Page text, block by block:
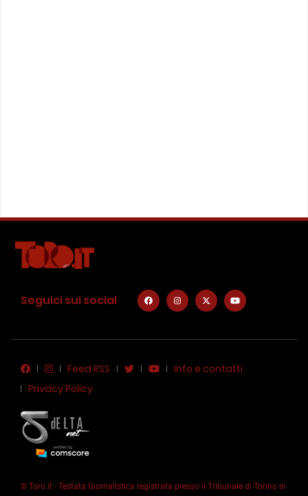
Seguici sui social
Feed RSS
Info e contatti
Privacy Policy
© Toro.it - Testata Giornalistica registrata presso il Tribunale di Torino in